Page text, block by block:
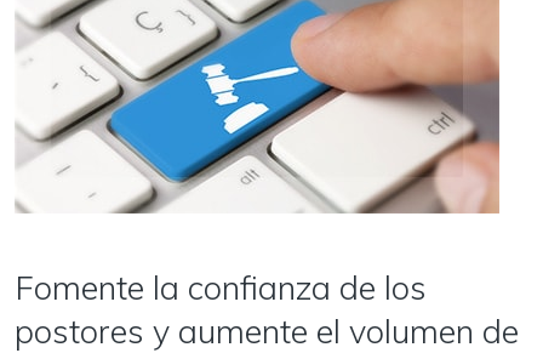
Fomente la confianza de los
postores y aumente el volumen de